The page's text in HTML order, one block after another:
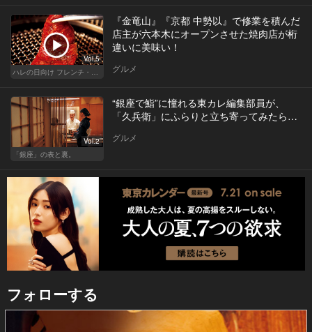
Vol.5
ハレの日向け フレンチ・高級店
『金竜山』『京都 中勢以』で修業を積んだ
店主が六本木にオープンさせた焼肉店が桁
違いに美味い！
グルメ
Vol.2
「銀座」の表と裏。
“銀座で鮨”に憧れる東カレ編集部員が、
「久兵衛」にふらりと立ち寄ってみたら…
グルメ
フォローする